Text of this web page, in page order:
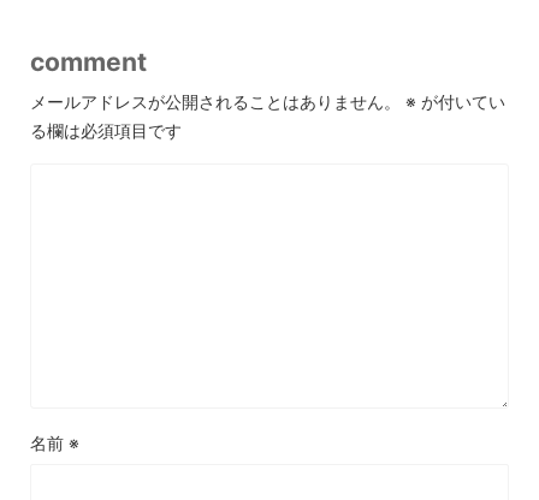
comment
メールアドレスが公開されることはありません。 ※ が付いてい
る欄は必須項目です
名前 ※